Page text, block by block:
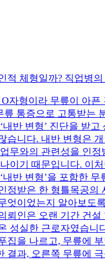
적 체형일까? 직업병
자형이라 무릎이 아픈
릎 통증으로 고통받는
내반 변형’ 진단을 받고
습니다. 내반 변형은
무와의 관련성을 인정
이기 때문입니다. 이
내반 변형’을 포함한 무
정받은 한 형틀목공의
엇이었는지 알아보도
뢰인은 오랜 기간 건설
성실한 근로자였습니
집을 나르고, 무릎에
결과, 오른쪽 무릎에